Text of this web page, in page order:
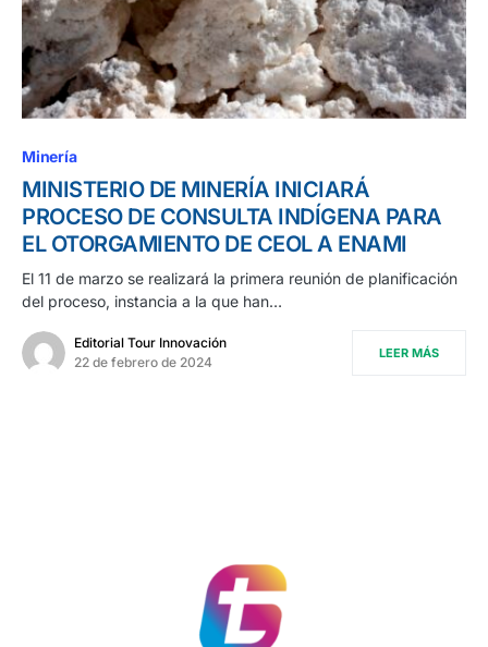
Minería
MINISTERIO DE MINERÍA INICIARÁ
PROCESO DE CONSULTA INDÍGENA PARA
EL OTORGAMIENTO DE CEOL A ENAMI
El 11 de marzo se realizará la primera reunión de planificación
del proceso, instancia a la que han…
Editorial Tour Innovación
22 de febrero de 2024
LEER MÁS